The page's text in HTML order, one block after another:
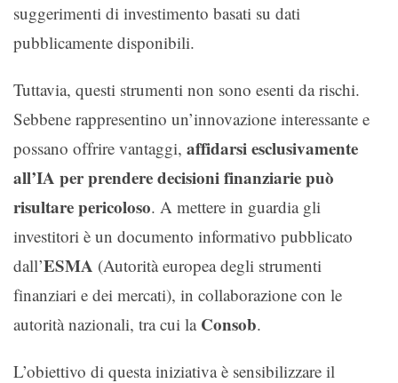
suggerimenti di investimento basati su dati
pubblicamente disponibili.
Tuttavia, questi strumenti non sono esenti da rischi.
Sebbene rappresentino un’innovazione interessante e
possano offrire vantaggi, affidarsi esclusivamente
all’IA per prendere decisioni finanziarie può
risultare pericoloso. A mettere in guardia gli
investitori è un documento informativo pubblicato
dall’ESMA (Autorità europea degli strumenti
finanziari e dei mercati), in collaborazione con le
autorità nazionali, tra cui la Consob.
L’obiettivo di questa iniziativa è sensibilizzare il